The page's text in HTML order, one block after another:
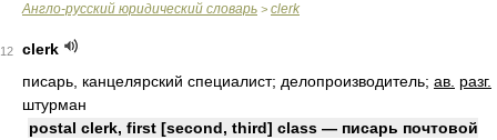
Англо-русский юридический словарь > clerk
12
clerk
писарь, канцелярский специалист; делопроизводитель; ав. разг.
штурман
postal clerk, first [second, third] class — писарь почтовой